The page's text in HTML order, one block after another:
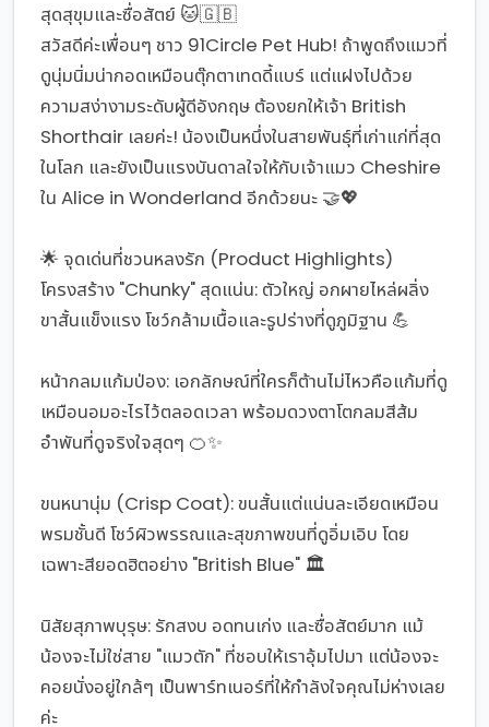
สุดสุขุมและซื่อสัตย์ 🐱🇬🇧
สวัสดีค่ะเพื่อนๆ ชาว 91Circle Pet Hub! ถ้าพูดถึงแมวที่
ดูนุ่มนิ่มน่ากอดเหมือนตุ๊กตาเทดดี้แบร์ แต่แฝงไปด้วย
ความสง่างามระดับผู้ดีอังกฤษ ต้องยกให้เจ้า British
Shorthair เลยค่ะ! น้องเป็นหนึ่งในสายพันธุ์ที่เก่าแก่ที่สุด
ในโลก และยังเป็นแรงบันดาลใจให้กับเจ้าแมว Cheshire
ใน Alice in Wonderland อีกด้วยนะ 🤝💖
🌟 จุดเด่นที่ชวนหลงรัก (Product Highlights)
โครงสร้าง "Chunky" สุดแน่น: ตัวใหญ่ อกผายไหล่ผลิ่ง
ขาสั้นแข็งแรง โชว์กล้ามเนื้อและรูปร่างที่ดูภูมิฐาน 💪
หน้ากลมแก้มป่อง: เอกลักษณ์ที่ใครก็ต้านไม่ไหวคือแก้มที่ดู
เหมือนอมอะไรไว้ตลอดเวลา พร้อมดวงตาโตกลมสีส้ม
อำพันที่ดูจริงใจสุดๆ 🍊✨
ขนหนานุ่ม (Crisp Coat): ขนสั้นแต่แน่นละเอียดเหมือน
พรมชั้นดี โชว์ผิวพรรณและสุขภาพขนที่ดูอิ่มเอิบ โดย
เฉพาะสียอดฮิตอย่าง "British Blue" 🏛️
นิสัยสุภาพบุรุษ: รักสงบ อดทนเก่ง และซื่อสัตย์มาก แม้
น้องจะไม่ใช่สาย "แมวตัก" ที่ชอบให้เราอุ้มไปมา แต่น้องจะ
คอยนั่งอยู่ใกล้ๆ เป็นพาร์ทเนอร์ที่ให้กำลังใจคุณไม่ห่างเลย
ค่ะ